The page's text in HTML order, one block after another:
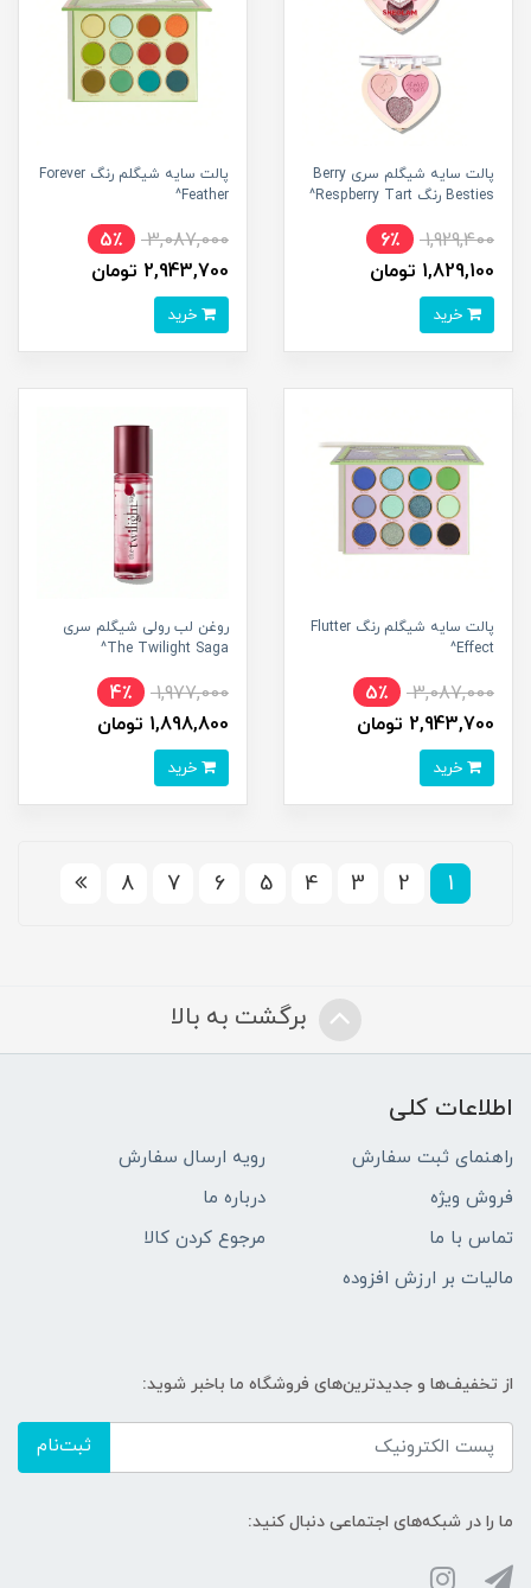
پالت سایه شیگلم سری Berry
Besties رنگ Respberry Tart^
1,929,400
6٪
1,829,100 تومان
پالت سایه شیگلم رنگ Forever
Feather^
3,087,000
5٪
2,943,700 تومان
پالت سایه شیگلم رنگ Flutter
Effect^
3,087,000
5٪
2,943,700 تومان
روغن لب رولی شیگلم سری
The Twilight Saga^
1,977,000
4٪
1,898,800 تومان
1
2
3
4
5
6
7
8
برگشت به بالا
اطلاعات کلی
راهنمای ثبت سفارش
رویه ارسال سفارش
فروش ویژه
درباره ما
تماس با ما
مرجوع کردن کالا
مالیات بر ارزش افزوده
از تخفیف‌ها و جدیدترین‌های فروشگاه ما باخبر شوید:
ثبت‌نام
ما را در شبکه‌های اجتماعی دنبال کنید: